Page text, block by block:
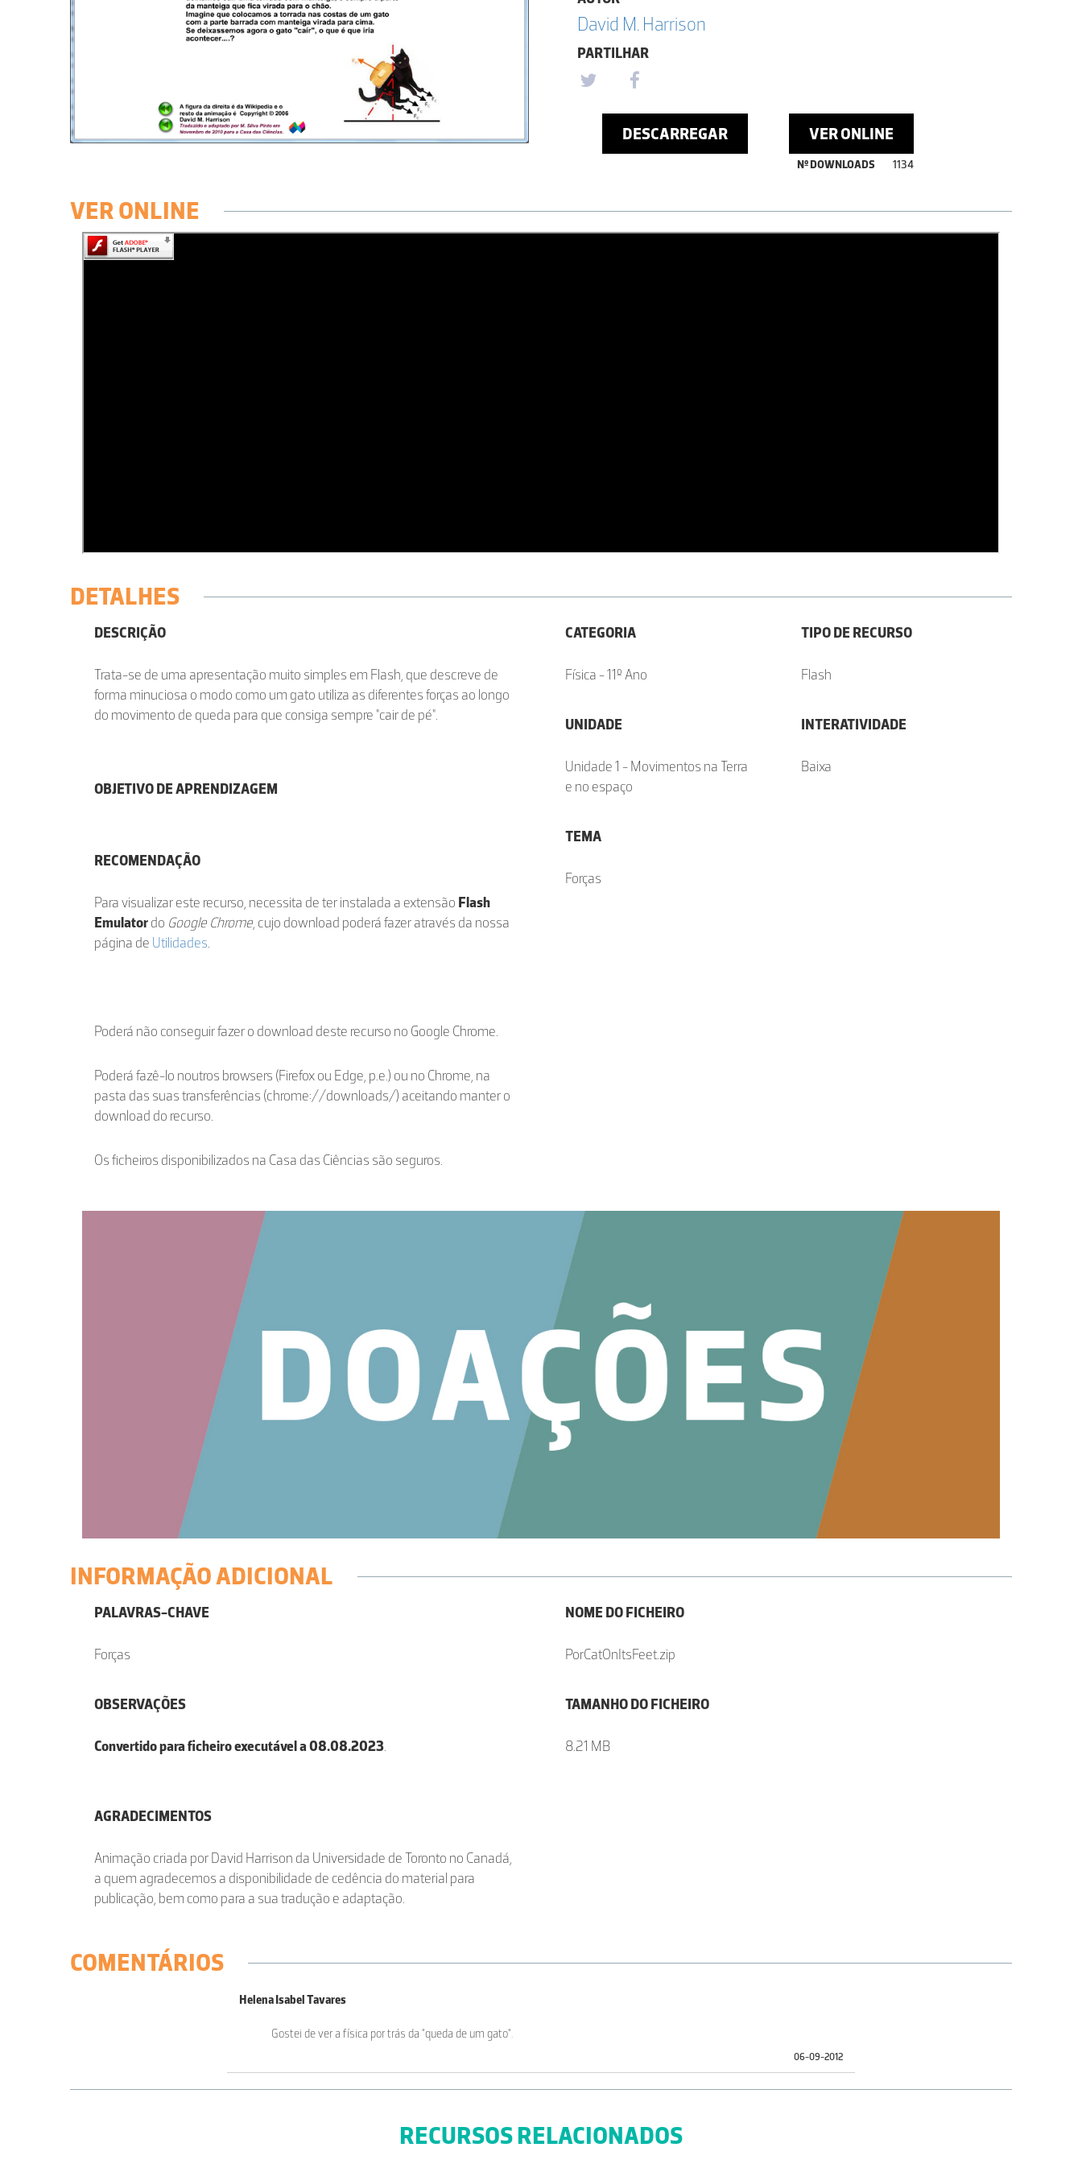
David M. Harrison
PARTILHAR
DESCARREGAR VER ONLINE
Nº DOWNLOADS 1134
VER ONLINE
DETALHES
DESCRIÇÃO
Trata-se de uma apresentação muito simples em Flash, que descreve de
forma minuciosa o modo como um gato utiliza as diferentes forças ao longo
do movimento de queda para que consiga sempre "cair de pé".
OBJETIVO DE APRENDIZAGEM
RECOMENDAÇÃO
Para visualizar este recurso, necessita de ter instalada a extensão Flash
Emulatordo Google Chrome, cujo download poderá fazer através da nossa
página de Utilidades.
Poderá não conseguir fazer o download deste recurso no Google Chrome.
Poderá fazê-lo noutros browsers (Firefox ou Edge, p.e.) ou no Chrome, na
pasta das suas transferências (chrome://downloads/) aceitando manter o
download do recurso.
Os ficheiros disponibilizados na Casa das Ciências são seguros.
CATEGORIA
Física - 11º Ano
UNIDADE
Unidade 1 - Movimentos na Terra
e no espaço
TEMA
Forças
TIPO DE RECURSO
Flash
INTERATIVIDADE
Baixa
INFORMAÇÃO ADICIONAL
PALAVRAS-CHAVE
Forças
OBSERVAÇÕES
Convertido para ficheiro executável a 08.08.2023.
AGRADECIMENTOS
Animação criada por David Harrison da Universidade de Toronto no Canadá,
a quem agradecemos a disponibilidade de cedência do material para
publicação, bem como para a sua tradução e adaptação.
NOME DO FICHEIRO
PorCatOnItsFeet.zip
TAMANHO DO FICHEIRO
8.21 MB
COMENTÁRIOS
Helena Isabel Tavares
Gostei de ver a física por trás da "queda de um gato".
06-09-2012
RECURSOS RELACIONADOS